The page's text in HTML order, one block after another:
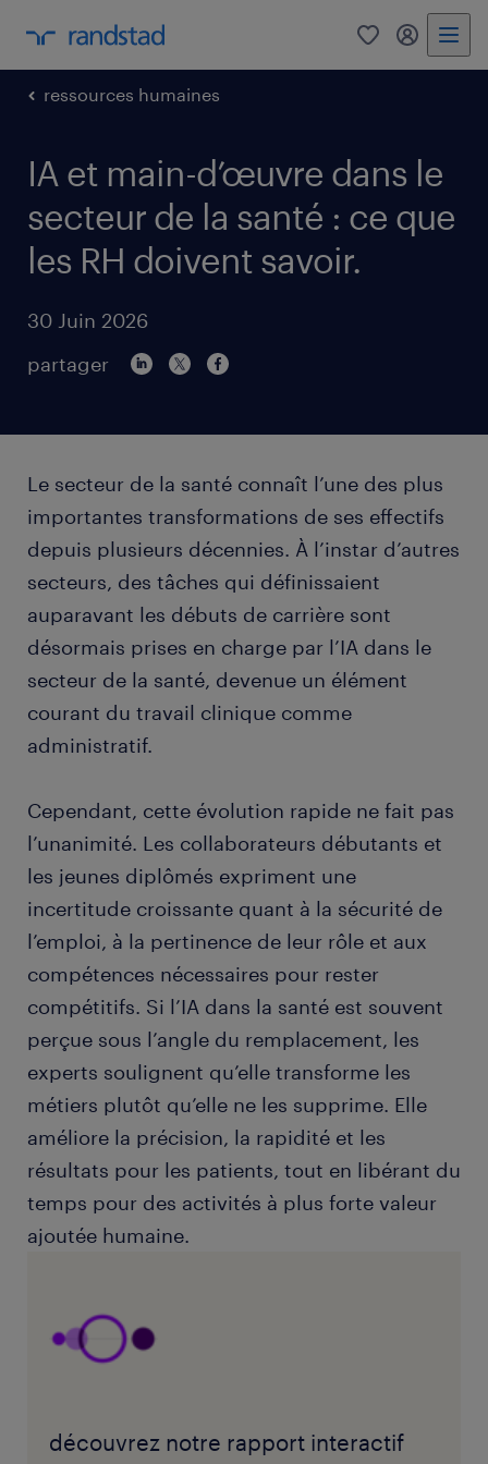
0 mon
ressources humaines
IA et main-d’œuvre dans le
secteur de la santé : ce que
les RH doivent savoir.
30 Juin 2026
partager
Le secteur de la santé connaît l’une des plus
importantes transformations de ses effectifs
depuis plusieurs décennies. À l’instar d’autres
secteurs, des tâches qui définissaient
auparavant les débuts de carrière sont
désormais prises en charge par l’IA dans le
secteur de la santé, devenue un élément
courant du travail clinique comme
administratif.
Cependant, cette évolution rapide ne fait pas
l’unanimité. Les collaborateurs débutants et
les jeunes diplômés expriment une
incertitude croissante quant à la sécurité de
l’emploi, à la pertinence de leur rôle et aux
compétences nécessaires pour rester
compétitifs. Si l’IA dans la santé est souvent
perçue sous l’angle du remplacement, les
experts soulignent qu’elle transforme les
métiers plutôt qu’elle ne les supprime. Elle
améliore la précision, la rapidité et les
résultats pour les patients, tout en libérant du
temps pour des activités à plus forte valeur
ajoutée humaine.
découvrez notre rapport interactif